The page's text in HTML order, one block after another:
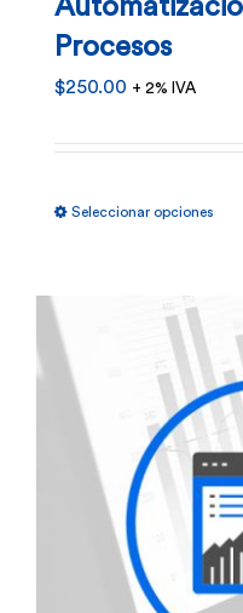
Procesos
$250.00 + 2% IVA
Seleccionar opciones
Las
se